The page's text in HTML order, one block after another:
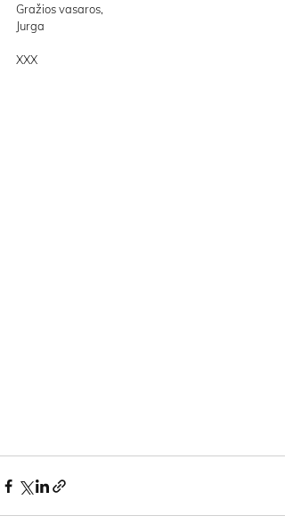
Gražios vasaros,
Jurga
XXX